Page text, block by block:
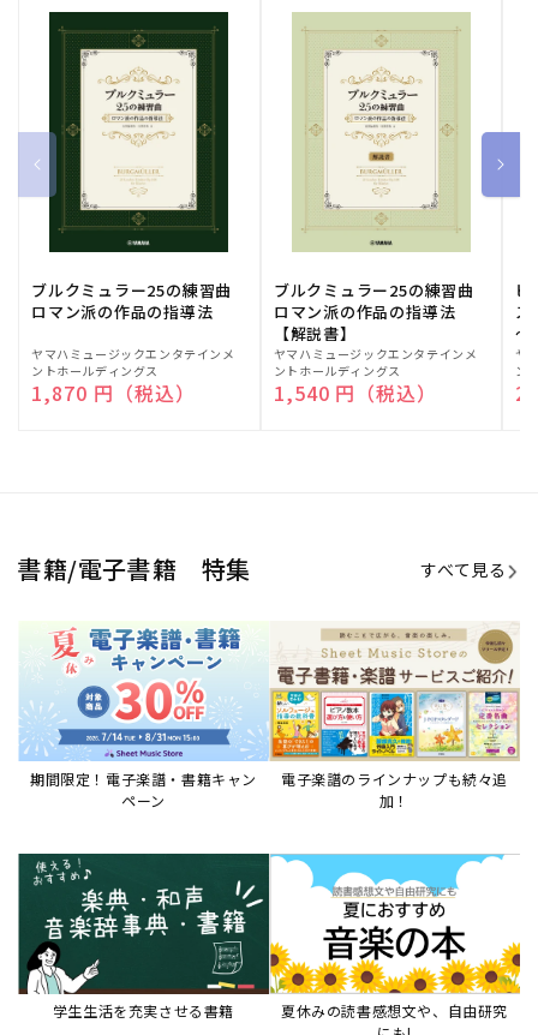
ブルクミュラー25の練習曲
ロマン派の作品の指導法
販
売
元:
ヤマハミュージックエンタテインメ
ントホールディングス
通常価格
1,870 円（税込）
ブルクミュラー25の練習曲
ロマン派の作品の指導法
【解説書】
販
売
元:
ヤマハミュージックエンタテインメ
ントホールディングス
通常価格
1,540 円（税込）
ピ
ス
～
販
売
元:
ヤ
ン
書籍/電子書籍 特集 すべて見る
期間限定！電子楽譜・書籍キャン
ペーン
電子楽譜のラインナップも続々追
加！
学生生活を充実させる書籍
夏休みの読書感想文や、自由研究